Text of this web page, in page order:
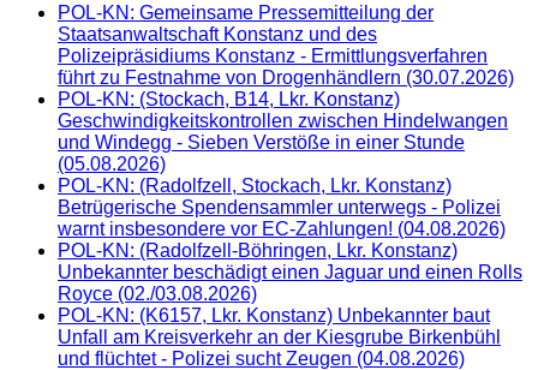
POL-KN: Gemeinsame Pressemitteilung der
Staatsanwaltschaft Konstanz und des
Polizeipräsidiums Konstanz - Ermittlungsverfahren
führt zu Festnahme von Drogenhändlern (30.07.2026)
POL-KN: (Stockach, B14, Lkr. Konstanz)
Geschwindigkeitskontrollen zwischen Hindelwangen
und Windegg - Sieben Verstöße in einer Stunde
(05.08.2026)
POL-KN: (Radolfzell, Stockach, Lkr. Konstanz)
Betrügerische Spendensammler unterwegs - Polizei
warnt insbesondere vor EC-Zahlungen! (04.08.2026)
POL-KN: (Radolfzell-Böhringen, Lkr. Konstanz)
Unbekannter beschädigt einen Jaguar und einen Rolls
Royce (02./03.08.2026)
POL-KN: (K6157, Lkr. Konstanz) Unbekannter baut
Unfall am Kreisverkehr an der Kiesgrube Birkenbühl
und flüchtet - Polizei sucht Zeugen (04.08.2026)